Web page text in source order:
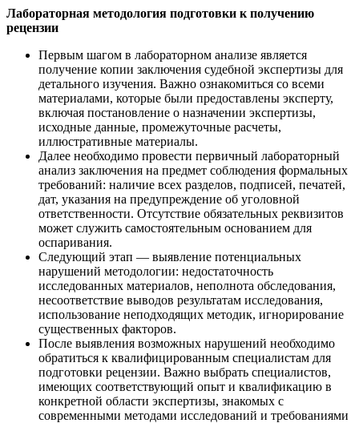
Лабораторная методология подготовки к получению
рецензии
Первым шагом в лабораторном анализе является
получение копии заключения судебной экспертизы для
детального изучения. Важно ознакомиться со всеми
материалами, которые были предоставлены эксперту,
включая постановление о назначении экспертизы,
исходные данные, промежуточные расчеты,
иллюстративные материалы.
Далее необходимо провести первичный лабораторный
анализ заключения на предмет соблюдения формальных
требований: наличие всех разделов, подписей, печатей,
дат, указания на предупреждение об уголовной
ответственности. Отсутствие обязательных реквизитов
может служить самостоятельным основанием для
оспаривания.
Следующий этап — выявление потенциальных
нарушений методологии: недостаточность
исследованных материалов, неполнота обследования,
несоответствие выводов результатам исследования,
использование неподходящих методик, игнорирование
существенных факторов.
После выявления возможных нарушений необходимо
обратиться к квалифицированным специалистам для
подготовки рецензии. Важно выбрать специалистов,
имеющих соответствующий опыт и квалификацию в
конкретной области экспертизы, знакомых с
современными методами исследований и требованиями